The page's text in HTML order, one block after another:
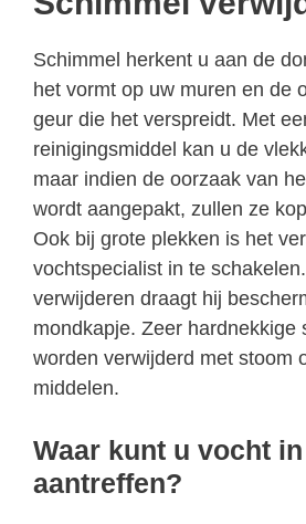
Schimmel herkent u aan de
het vormt op uw muren en de
geur die het verspreidt. Met
reinigingsmiddel kan u de
maar indien de oorzaak van
wordt aangepakt, zullen ze
Ook bij grote plekken is het
vochtspecialist in te
verwijderen draagt hij
mondkapje. Zeer hardnekkige
worden verwijderd met stoom
middelen.
Waar kunt u vocht
aantreffen?